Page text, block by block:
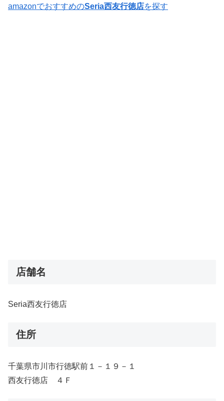
amazonでおすすめのSeria西友行徳店を探す
店舗名
Seria西友行徳店
住所
千葉県市川市行徳駅前１－１９－１
西友行徳店 ４Ｆ